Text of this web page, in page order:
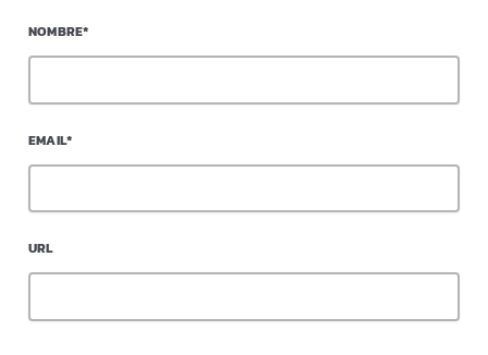
NOMBRE*
EMAIL*
URL